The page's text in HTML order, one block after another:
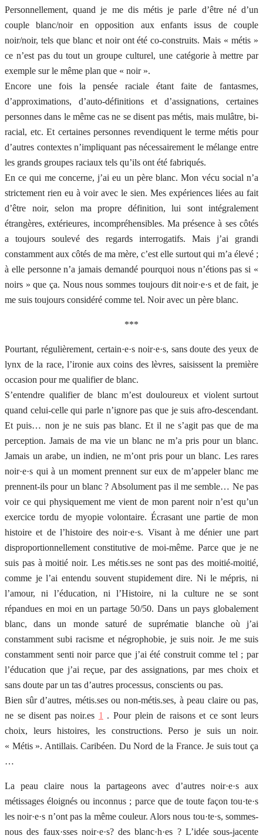
Personnellement, quand je me dis métis je parle d’être né d’un
couple blanc/noir en opposition aux enfants issus de couple
noir/noir, tels que blanc et noir ont été co-construits. Mais « métis »
ce n’est pas du tout un groupe culturel, une catégorie à mettre par
exemple sur le même plan que « noir ».
Encore une fois la pensée raciale étant faite de fantasmes,
d’approximations, d’auto-définitions et d’assignations, certaines
personnes dans le même cas ne se disent pas métis, mais mulâtre, bi-
racial, etc. Et certaines personnes revendiquent le terme métis pour
d’autres contextes n’impliquant pas nécessairement le mélange entre
les grands groupes raciaux tels qu’ils ont été fabriqués.
En ce qui me concerne, j’ai eu un père blanc. Mon vécu social n’a
strictement rien eu à voir avec le sien. Mes expériences liées au fait
d’être noir, selon ma propre définition, lui sont intégralement
étrangères, extérieures, incompréhensibles. Ma présence à ses côtés
a toujours soulevé des regards interrogatifs. Mais j’ai grandi
constamment aux côtés de ma mère, c’est elle surtout qui m’a élevé ;
à elle personne n’a jamais demandé pourquoi nous n’étions pas si «
noirs » que ça. Nous nous sommes toujours dit noir·e·s et de fait, je
me suis toujours considéré comme tel. Noir avec un père blanc.
***
Pourtant, régulièrement, certain·e·s noir·e·s, sans doute des yeux de
lynx de la race, l’ironie aux coins des lèvres, saisissent la première
occasion pour me qualifier de blanc.
S’entendre qualifier de blanc m’est douloureux et violent surtout
quand celui-celle qui parle n’ignore pas que je suis afro-descendant.
Et puis… non je ne suis pas blanc. Et il ne s’agit pas que de ma
perception. Jamais de ma vie un blanc ne m’a pris pour un blanc.
Jamais un arabe, un indien, ne m’ont pris pour un blanc. Les rares
noir·e·s qui à un moment prennent sur eux de m’appeler blanc me
prennent-ils pour un blanc ? Absolument pas il me semble… Ne pas
voir ce qui physiquement me vient de mon parent noir n’est qu’un
exercice tordu de myopie volontaire. Écrasant une partie de mon
histoire et de l’histoire des noir·e·s. Visant à me dénier une part
disproportionnellement constitutive de moi-même. Parce que je ne
suis pas à moitié noir. Les métis.ses ne sont pas des moitié-moitié,
comme je l’ai entendu souvent stupidement dire. Ni le mépris, ni
l’amour, ni l’éducation, ni l’Histoire, ni la culture ne se sont
répandues en moi en un partage 50/50. Dans un pays globalement
blanc, dans un monde saturé de suprématie blanche où j’ai
constamment subi racisme et négrophobie, je suis noir. Je me suis
constamment senti noir parce que j’ai été construit comme tel ; par
l’éducation que j’ai reçue, par des assignations, par mes choix et
sans doute par un tas d’autres processus, conscients ou pas.
Bien sûr d’autres, métis.ses ou non-métis.ses, à peau claire ou pas,
ne se disent pas noir.es 1 . Pour plein de raisons et ce sont leurs
choix, leurs histoires, les constructions. Perso je suis un noir.
« Métis ». Antillais. Caribéen. Du Nord de la France. Je suis tout ça
…
La peau claire nous la partageons avec d’autres noir·e·s aux
métissages éloignés ou inconnus ; parce que de toute façon tou·te·s
les noir·e·s n’ont pas la même couleur. Alors nous tou·te·s, sommes-
nous des faux·sses noir·e·s? des blanc·h·es ? L’idée sous-jacente